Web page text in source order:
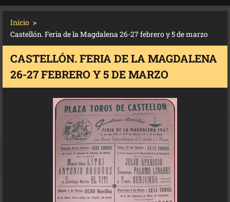
Inicio >
Castellón. Feria de la Magdalena 26-27 febrero y 5 de marzo
CASTELLÓN. FERIA DE LA MAGDALENA
26-27 FEBRERO Y 5 DE MARZO